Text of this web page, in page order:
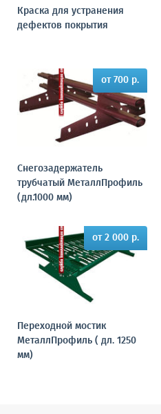
Краска для устранения
дефектов покрытия
от 700 р.
Снегозадержатель
трубчатый МеталлПрофиль
(дл.1000 мм)
от 2 000 р.
Переходной мостик
МеталлПрофиль ( дл. 1250
мм)